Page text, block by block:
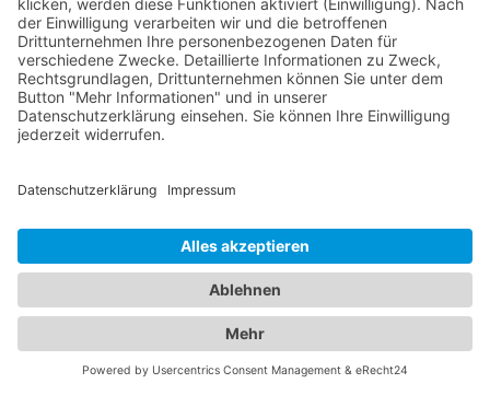
Böbing sind einfühlsam, kinderfreundlich und
haben langjährige Erfahrung in der Betreuung von
Kindern aller Altersgruppen. Unser
Branchenportal bietet Ihnen detaillierte
Informationen zu Augenärzten und Kinderärzten in
Ihrer Region. Sie können Profile einsehen,
und Standorte erfahren sowie Bewertungen von
Sie die bestmögliche Entscheidung für die
Gesundheit Ihrer Familie treffen. Vertrauen Sie auf
unsere Plattform, um die besten Augenärzte und
Kinderärzte in Ihrer Nähe zu finden. Sorgen Sie
dafür, dass Ihre Familie in den Händen erfahrener
und fürsorglicher Ärzte ist.